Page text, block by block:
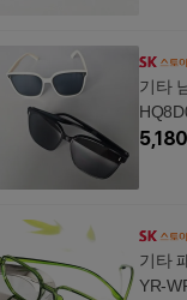
기타
5,180
기타
YR-